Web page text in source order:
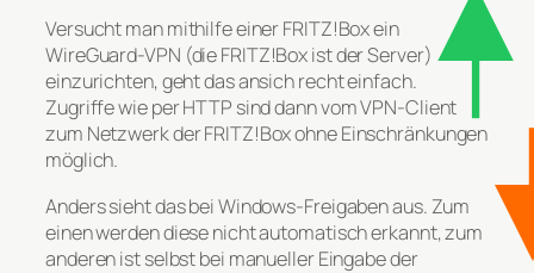
Versucht man mithilfe einer FRITZ!Box ein
WireGuard-VPN (die FRITZ!Box ist der Server)
einzurichten, geht das ansich recht einfach.
Zugriffe wie per HTTP sind dann vom VPN-Client
zum Netzwerk der FRITZ!Box ohne Einschränkungen
möglich.
Anders sieht das bei Windows-Freigaben aus. Zum
einen werden diese nicht automatisch erkannt, zum
anderen ist selbst bei manueller Eingabe der